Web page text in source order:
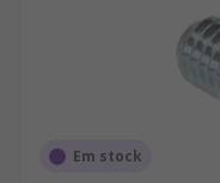
Em stock